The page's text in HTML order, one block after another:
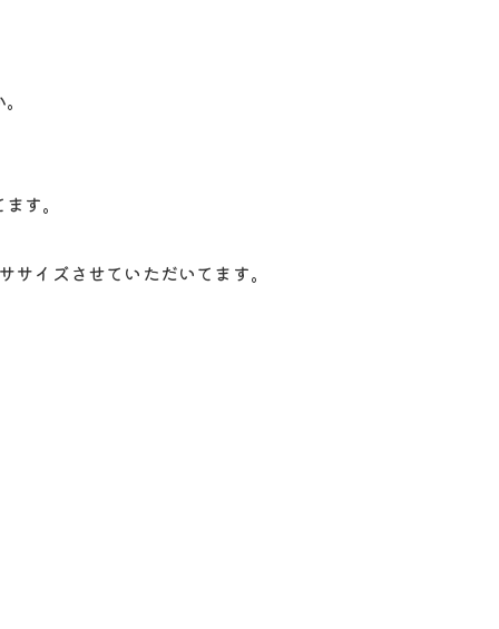
す。
イズさせていただいてます。